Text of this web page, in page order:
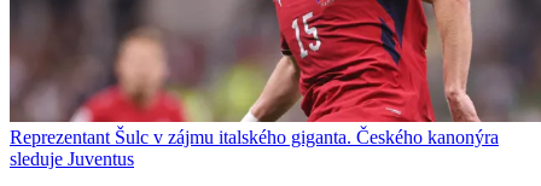
Reprezentant Šulc v zájmu italského giganta. Českého kanonýra
sleduje Juventus